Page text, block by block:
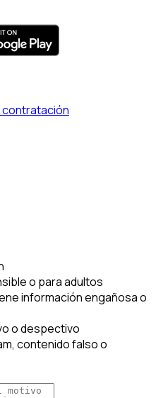
contratación
o para adultos
información engañosa o
o despectivo
contenido falso o